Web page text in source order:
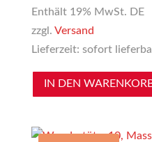
Enthält 19% MwSt. DE
zzgl. Versand
Lieferzeit: sofort
IN DEN